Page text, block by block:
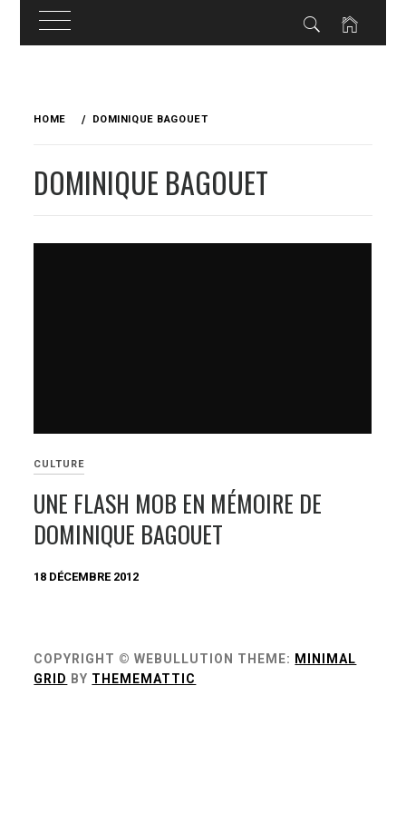
HOME DOMINIQUE BAGOUET
DOMINIQUE BAGOUET
CULTURE
UNE FLASH MOB EN MÉMOIRE DE
DOMINIQUE BAGOUET
18 DÉCEMBRE 2012
COPYRIGHT © WEBULLUTION THEME: MINIMAL
GRID BY THEMEMATTIC